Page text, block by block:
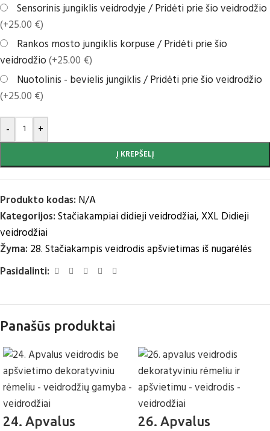
Sensorinis jungiklis veidrodyje / Pridėti prie šio veidrodžio
(+25.00 €)
Rankos mosto jungiklis korpuse / Pridėti prie šio
veidrodžio(+25.00 €)
Nuotolinis - bevielis jungiklis / Pridėti prie šio veidrodžio
(+25.00 €)
- +
Į KREPŠELĮ
Produkto kodas: N/A
Kategorijos:Stačiakampiai didieji veidrodžiai,XXL Didieji
veidrodžiai
Žyma: 28. Stačiakampis veidrodis apšvietimas iš nugarėlės
Pasidalinti:
Panašūs produktai
24. Apvalus
26. Apvalus